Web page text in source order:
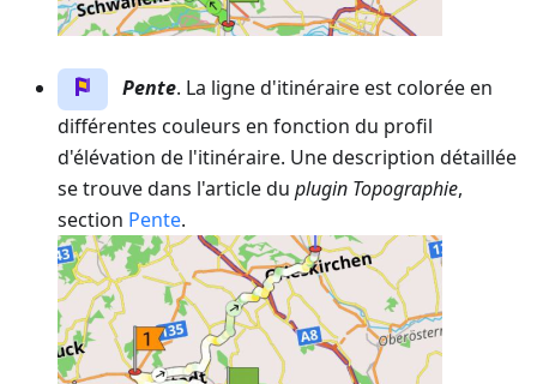
Pente. La ligne d'itinéraire est colorée en
différentes couleurs en fonction du profil
d'élévation de l'itinéraire. Une description détaillée
se trouve dans l'article du plugin Topographie,
section Pente.